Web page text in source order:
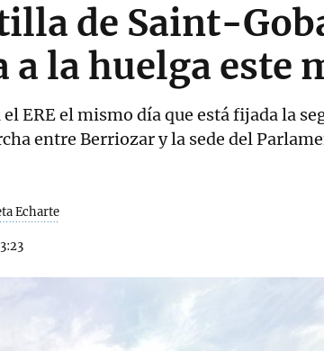
de Saint-
a la huelga este
ERE el mismo día que está fijada la
entre Berriozar y la sede del
Echarte